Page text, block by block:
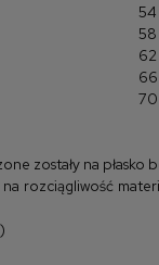
54
58
62
66
70
zostały na
rozciągliwość